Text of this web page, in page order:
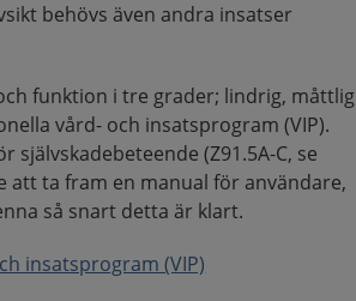
behövs även andra insatser
funktion i tre grader; lindrig, måttlig
vård- och insatsprogram (VIP).
självskadebeteende (Z91.5A-C, se
att ta fram en manual för användare,
så snart detta är klart.
insatsprogram (VIP)